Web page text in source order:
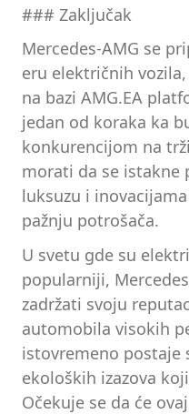
### Zaključak
Mercedes-AMG se
eru električnih
na bazi AMG.EA
jedan od koraka ka
konkurencijom na
morati da se istakne
luksuzu i
pažnju potrošača.
U svetu gde su
popularniji,
zadržati svoju
automobila visokih
istovremeno postaje
ekoloških izazova
Očekuje se da će